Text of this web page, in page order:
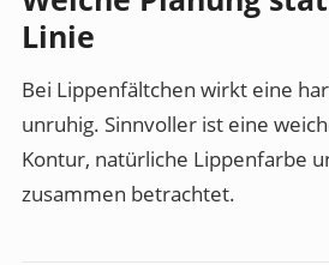
Linie
Bei Lippenfältchen wirkt eine
unruhig. Sinnvoller ist eine
Kontur, natürliche Lippenfarbe
zusammen betrachtet.